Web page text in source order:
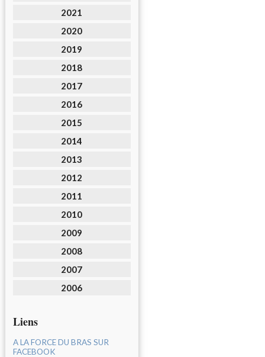
2021
2020
2019
2018
2017
2016
2015
2014
2013
2012
2011
2010
2009
2008
2007
2006
Liens
A LA FORCE DU BRAS SUR
FACEBOOK